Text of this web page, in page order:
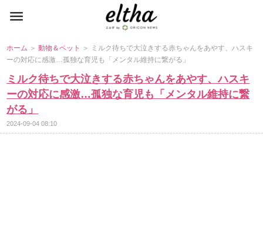
ホーム ＞動物＆ペット
＞ ミルク待ちで大泣きする赤ちゃんをあやす、ハスキ
ーの対応に感激…孤独な育児も「メンタル維持に繋がる」
ミルク待ちで大泣きする赤ちゃんをあやす、ハスキ
ーの対応に感激…孤独な育児も「メンタル維持に繋
がる」
2024-09-04 08:10